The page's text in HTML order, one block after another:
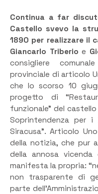
Continua a far
Castello svevo la
1890 per realizzare il
Giancarlo Triberio e
consigliere
provinciale di articolo
che lo scorso 10
progetto di
funzionale” del
Soprintendenza per
Siracusa”. Articolo
della notizia, che pur
della annosa
manifesta la propria:
non trasparente di
parte